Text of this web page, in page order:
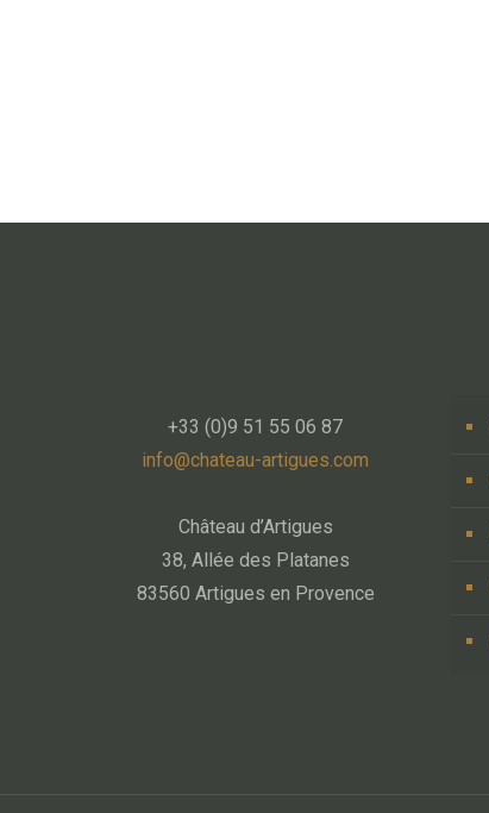
+33 (0)9 51 55 06 87
info@chateau-artigues.com
Château d’Artigues
38, Allée des Platanes
83560 Artigues en Provence